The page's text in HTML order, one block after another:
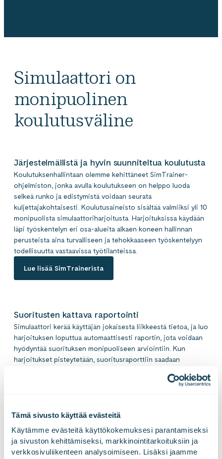
Tämä sivusto käyttää evästeitä
Käytämme evästeitä käyttökokemuksesi parantamiseksi
ja sivuston kehittämiseksi, markkinointitarkoituksiin ja
verkkosivuliikenteen analysoimiseen. Lisäksi jaamme
Simulaattori on
monipuolinen
koulutusväline
Järjestelmällistä ja hyvin suunniteltua koulutusta
Koulutuksenhallintaan olemme kehittäneet SimTrainer-
ohjelmiston, jonka avulla koulutukseen on helppo luoda
selkeä runko ja edistymistä voidaan seurata
kuljettajakohtaisesti. Koulutusaineisto sisältää valmiiksi yli 10
monipuolista simulaattoriharjoitusta. Harjoituksissa käydään
läpi työskentelyn eri osa-alueita alkaen koneen hallinnan
perusteista aina turvalliseen ja tehokkaaseen työskentelyyn
todellisuutta vastaavissa työtilanteissa.
Lue lisää SimTrainerista
Suoritusten kattava raportointi
Simulaattori kerää käyttäjän jokaisesta liikkeestä tietoa, ja luo
harjoituksen loputtua automaattisesti raportin, jota voidaan
hyödyntää suorituksen monipuoliseen arviointiin. Kun
harjoitukset pisteytetään, suoritusraporttiin saadaan
kouluttaja pystyy yhdellä silmäyksellä tarkastamaan
vaivattomasti.